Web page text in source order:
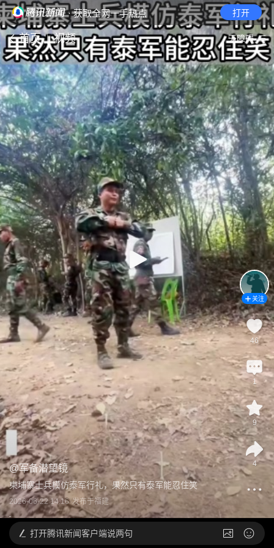
· 获取全网一手热点 打开
首页 视频 无障碍
@军备潜望镜
柬埔寨士兵模仿泰军行礼，果然只有泰军能忍住笑
2026-06-22 14:16 发布于福建
关注
46
1
9
4
打开腾讯新闻客户端说两句